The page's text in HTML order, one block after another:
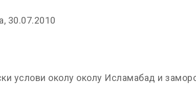
30.07.2010
услови околу околу Исламабад и